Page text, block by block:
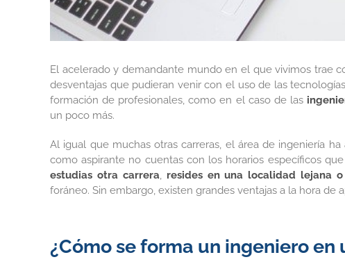
El acelerado y demandante mundo en el que vivimos trae
desventajas que pudieran venir con el uso de las
formación de profesionales, como en el caso de las
un poco más.
Al igual que muchas otras carreras, el área de ingeniería
como aspirante no cuentas con los horarios específicos
estudias otra carrera, resides en una localidad lejana
foráneo. Sin embargo, existen grandes ventajas a la hora de
¿Cómo se forma un ingeniero